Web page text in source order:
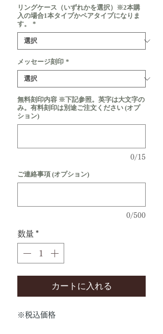
リングケース（いずれかを選択）※2本購
入の場合1本タイプかペアタイプになりま
す。
*
メッセージ刻印 *
無料刻印内容 ※下記参照。英字は大文字の
み。有料刻印は別途ご注文ください (オプ
ション)
0/15
ご連絡事項 (オプション)
0/500
数量 *
カートに入れる
※税込価格